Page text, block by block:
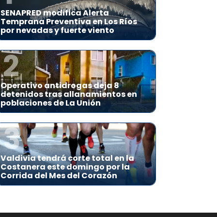
SENAPRED modifica Alerta
Temprana Preventiva en Los Ríos
por nevadas y fuerte viento
2
Operativo antidrogas deja 8
detenidos tras allanamientos en
poblaciones de La Unión
3
Valdivia tendrá corte total en la
Costanera este domingo por la
Corrida del Mes del Corazón